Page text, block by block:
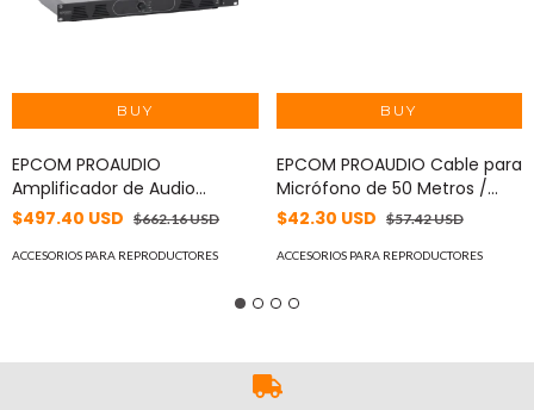
EPCOM PROAUDIO
Amplificador de Audio
Reforzador | 1 canal | 500w |
Montaje en rack | RCA MOD:
$497.40 USD $662.16 USD
ACCESORIOS PARA REPRODUCTORES
EPCOM PROAUDIO Cable para
Micrófono de 50 Metros /
Compatible con Conectores
Alta Fidelidad / Cable
100% Cobre / Color Negro
$42.30 USD $57.42 USD
ACCESORIOS PARA REPRODUCTORES